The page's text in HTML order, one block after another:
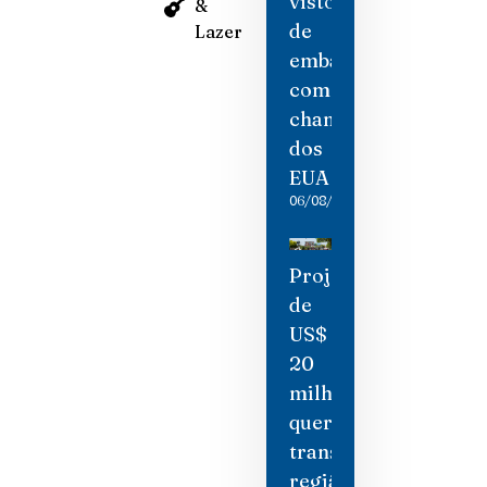
&
Lazer
de
embaixadora
como
chantagem
dos
EUA
06/08/2026
Projeto
de
US$
20
milhões
quer
transformar
região